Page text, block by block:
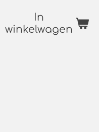
In
winkelwagen